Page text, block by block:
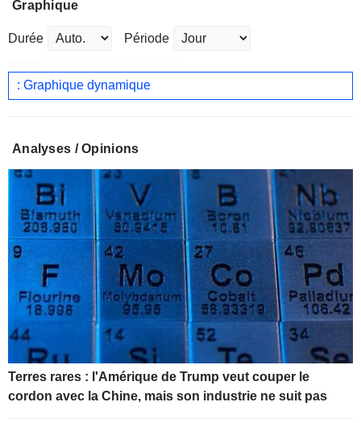
Graphique
Durée Période
: Graphique dynamique
Analyses / Opinions
Terres rares : l'Amérique de Trump veut couper le
cordon avec la Chine, mais son industrie ne suit pas